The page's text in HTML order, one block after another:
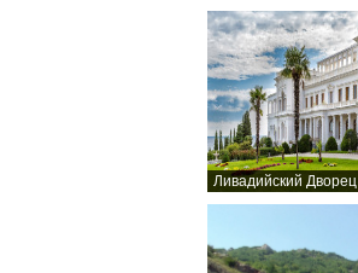
Ливадийский Дворец